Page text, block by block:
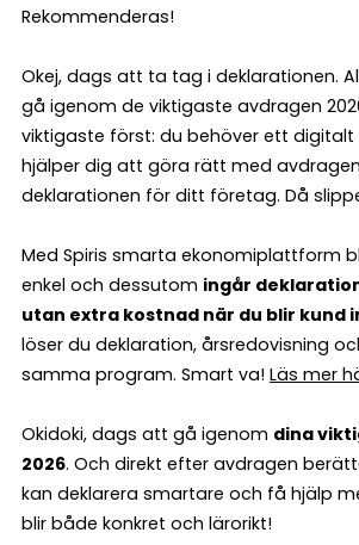
Rekommenderas!
Okej, dags att ta tag i deklarationen.
gå igenom de viktigaste avdragen
viktigaste först: du behöver ett digitalt
hjälper dig att göra rätt med
deklarationen för ditt företag. Då
Med Spiris smarta ekonomiplattform
enkel och dessutom ingår
utan extra kostnad när du blir kund
löser du deklaration, årsredovisning
samma program. Smart va! Läs mer
Okidoki, dags att gå igenom dina
2026. Och direkt efter avdragen
kan deklarera smartare och få hjälp
blir både konkret och lärorikt!